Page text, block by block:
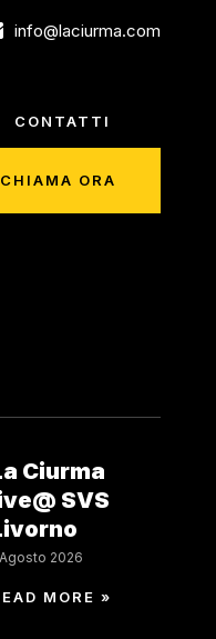
info@laciurma.com
CONTATTI
CHIAMA ORA
Ciurma
SVS
Agosto 2026
MORE »